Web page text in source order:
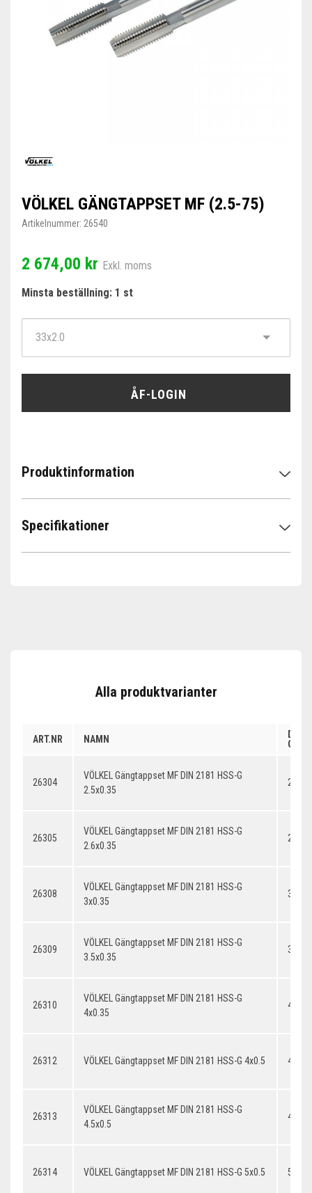
VÖLKEL GÄNGTAPPSET MF (2.5-75)
Artikelnummer: 26540
2 674,00 kr Exkl. moms
Minsta beställning: 1 st
ÅF-LOGIN
Produktinformation
Specifikationer
Alla produktvarianter
ART.NR NAMN
26304
VÖLKEL Gängtappset MF DIN 2181 HSS-G
2.5x0.35
26305
VÖLKEL Gängtappset MF DIN 2181 HSS-G
2.6x0.35
26308
VÖLKEL Gängtappset MF DIN 2181 HSS-G
3x0.35
26309
VÖLKEL Gängtappset MF DIN 2181 HSS-G
3.5x0.35
26310
VÖLKEL Gängtappset MF DIN 2181 HSS-G
4x0.35
26312 VÖLKEL Gängtappset MF DIN 2181 HSS-G 4x0.5 4x0.5
26313
VÖLKEL Gängtappset MF DIN 2181 HSS-G
4.5x0.5
26314 VÖLKEL Gängtappset MF DIN 2181 HSS-G 5x0.5 5x0.5